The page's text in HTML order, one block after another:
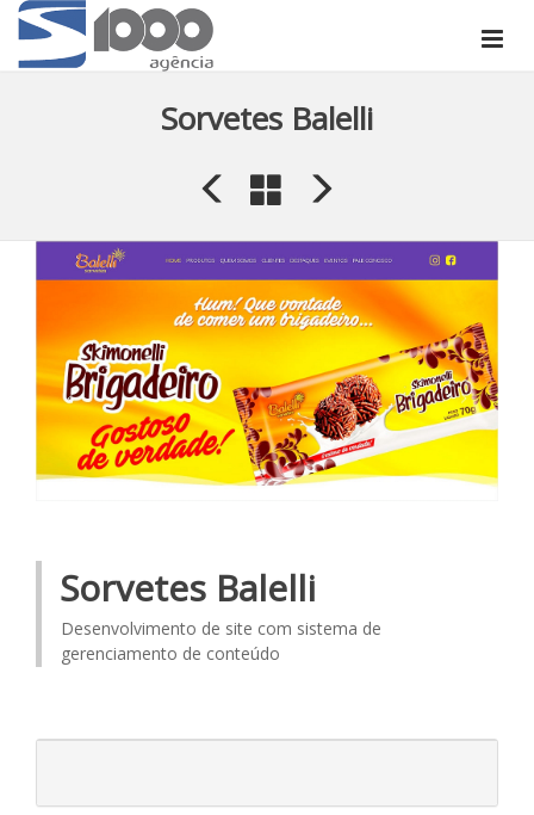
Sorvetes Balelli
Sorvetes Balelli
Desenvolvimento de site com sistema de
gerenciamento de conteúdo